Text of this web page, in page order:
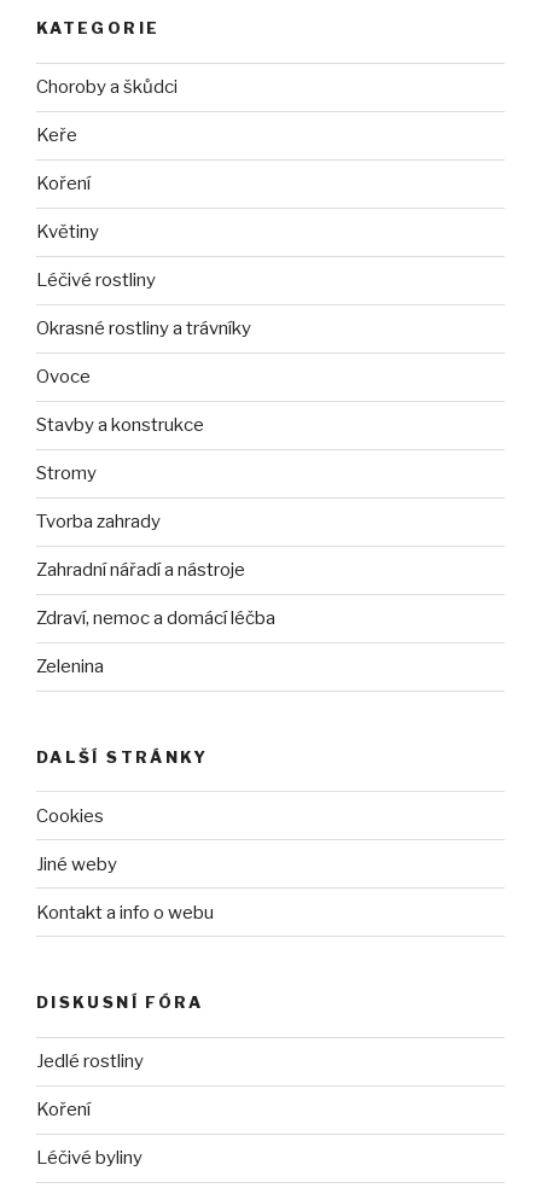
KATEGORIE
Choroby a škůdci
Keře
Koření
Květiny
Léčivé rostliny
Okrasné rostliny a trávníky
Ovoce
Stavby a konstrukce
Stromy
Tvorba zahrady
Zahradní nářadí a nástroje
Zdraví, nemoc a domácí léčba
Zelenina
DALŠÍ STRÁNKY
Cookies
Jiné weby
Kontakt a info o webu
DISKUSNÍ FÓRA
Jedlé rostliny
Koření
Léčivé byliny